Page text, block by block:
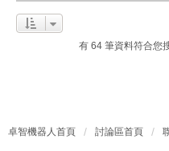
有 64 筆資料符合您
卓智機器人首頁 討論區首頁